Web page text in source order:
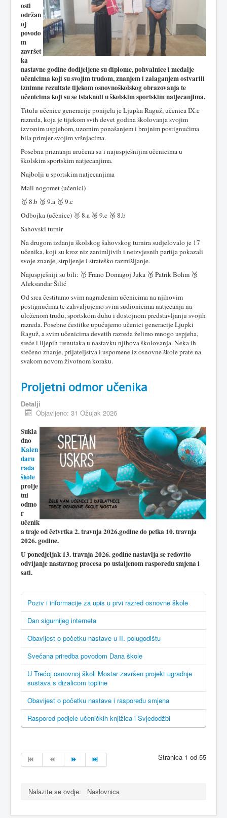
osti
održan
oj
povodo
m
završet
ka
nastavne godine dodijeljene su diplome, pohvalnice i medalje
učenicima koji su svojim trudom, znanjem i zalaganjem ostvarili
iznimne rezultate tijekom osnovnoškolskog obrazovanja te
učenicima koji su se istaknuli u školskim sportskim natjecanjima.
Titulu učenice generacije ponijela je Ljupka Raguž, učenica IX.c
razreda, koja je tijekom svih devet godina školovanja svojim
izvrsnim uspjehom, uzornim ponašanjem i brojnim postignućima
bila primjer svojim vršnjacima.
Posebna priznanja uručena su i najuspješnijim učenicima u
školskim sportskim natjecanjima.
Najbolji u sportskim natjecanjima
Mali nogomet (učenici)
🥇 8.b 🥈 9.a 🥉 9.c
Odbojka (učenice) 🥇 8.a 🥈 9.c 🥉 8.b
Šahovski turnir
Na drugom izdanju školskog šahovskog turnira sudjelovalo je 17
učenika, koji su kroz niz zanimljivih i neizvjesnih partija pokazali
svoje znanje, strpljenje i strateško razmišljanje.
Najuspješniji su bili: 🥇 Frano Domagoj Juka 🥈 Patrik Bohm 🥉
Aleksandar Šilić
Od srca čestitamo svim nagrađenim učenicima na njihovim
postignućima te zahvaljujemo svim sudionicima natjecanja na
uloženom trudu, sportskom duhu i dostojnom predstavljanju svojih
razreda. Posebne čestitke upućujemo učenici generacije Ljupki
Raguž, a svim učenicima devetih razreda želimo mnogo uspjeha,
sreće i lijepih trenutaka u nastavku njihova školovanja. Neka ih
stečeno znanje, prijateljstva i uspomene iz osnovne škole prate na
svakom novom životnom koraku.
Proljetni odmor učenika
Detalji
Objavljeno: 31 Ožujak 2026
Sukla
dno
Kalen
daru
rada
škole
prolje
tni
odmo
r
učenik
a traje od četvrtka 2. travnja 2026.godine do petka 10. travnja
2026. godine.
U ponedjeljak 13. travnja 2026. godine nastavlja se redovito
odvijanje nastavnog procesa po ustaljenom rasporedu smjena i
sati.
Poziv i informacije za upis u prvi razred osnovne škole
Dan sigurnijeg interneta
Obavijest o početku nastave u II. polugodištu
Svečana priredba povodom Dana škole
U Trećoj osnovnoj školi Mostar završen projekt ugradnje
sustava s dizalicom topline
Obavijest o početku nastave i rasporedu smjena
Raspored podjele učeničkih knjižica i Svjedodžbi
Stranica 1 od 55
Nalazite se ovdje: Naslovnica